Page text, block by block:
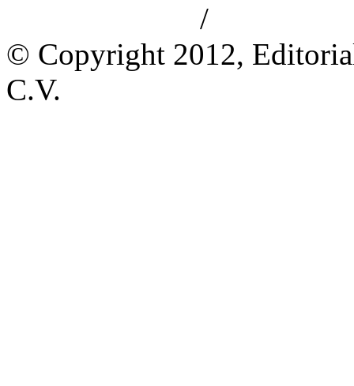
/
© Copyright 2012,
C.V.